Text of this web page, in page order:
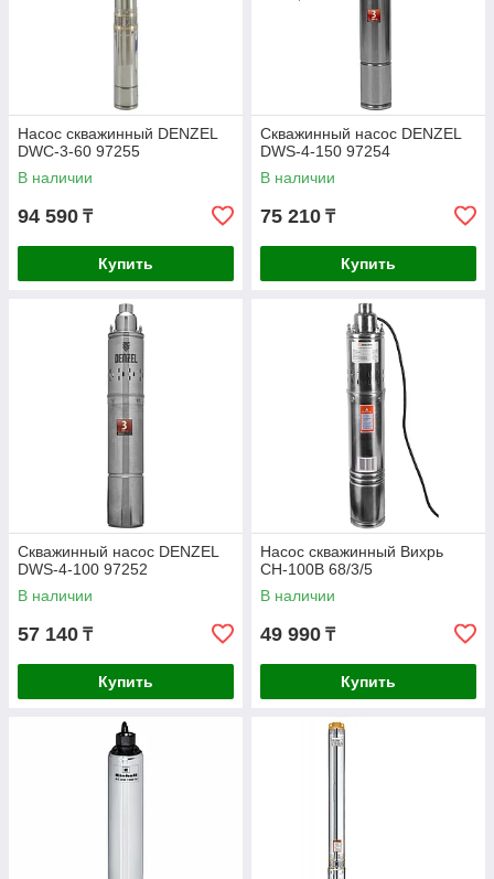
Насос скважинный DENZEL
DWC-3-60 97255
В наличии
94 590 ₸
Купить
Скважинный насос DENZEL
DWS-4-150 97254
В наличии
75 210 ₸
Купить
Скважинный насос DENZEL
DWS-4-100 97252
В наличии
57 140 ₸
Купить
Насос скважинный Вихрь
СН-100В 68/3/5
В наличии
49 990 ₸
Купить